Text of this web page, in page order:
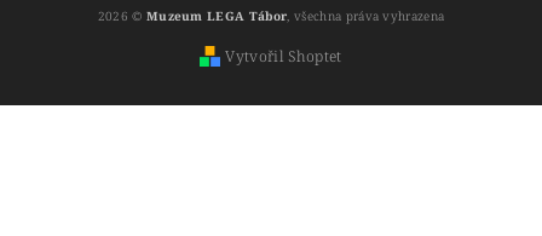
2026 © Muzeum LEGA Tábor , všechna práva vyhrazena
Vytvořil Shoptet